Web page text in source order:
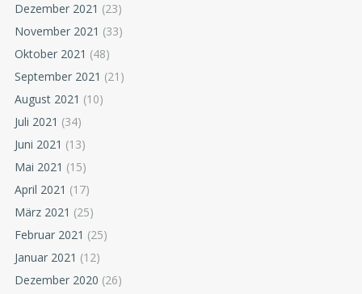
Dezember 2021 (23)
November 2021 (33)
Oktober 2021 (48)
September 2021 (21)
August 2021 (10)
Juli 2021 (34)
Juni 2021 (13)
Mai 2021 (15)
April 2021 (17)
März 2021 (25)
Februar 2021 (25)
Januar 2021 (12)
Dezember 2020 (26)